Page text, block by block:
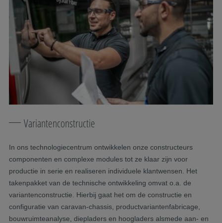
Variantenconstructie
In ons technologiecentrum ontwikkelen onze constructeurs
componenten en complexe modules tot ze klaar zijn voor
productie in serie en realiseren individuele klantwensen. Het
takenpakket van de technische ontwikkeling omvat o.a. de
variantenconstructie. Hierbij gaat het om de constructie en
configuratie van caravan-chassis, productvariantenfabricage,
bouwruimteanalyse, diepladers en hoogladers alsmede aan- en